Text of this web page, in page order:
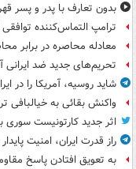
بدون تعارف با پدر و پسر
ترامپ التماس‌کننده
معادله محاصره در برابر
تحریم‌های جدید ضد ایرانی
شاید روسیه، آمریکا را در
واکنش بقائی به خیالبافی
اثر جدید کارتونیست سوری
راز قدرت ایران، امنیت
به تعویق افتادن پاسخ